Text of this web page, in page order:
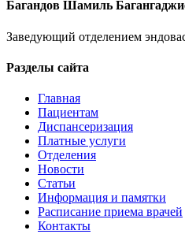
Багандов Шамиль
Заведующий отделением
Разделы сайта
Главная
Пациентам
Диспансеризация
Платные услуги
Отделения
Новости
Статьи
Информация и памятки
Расписание приема врачей
Контакты